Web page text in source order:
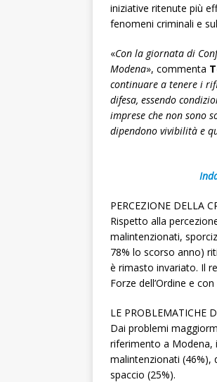
iniziative ritenute più
fenomeni criminali e
«Con la giornata di
Modena», commenta
continuare a tenere i
difesa, essendo
imprese che non sono
dipendono vivibilità e
PERCEZIONE DELLA
Rispetto alla
malintenzionati,
78% lo scorso anno)
è rimasto invariato. Il
Forze dell’Ordine e
LE PROBLEMATICHE
Dai problemi
riferimento a Modena,
malintenzionati (46%),
spaccio (25%).